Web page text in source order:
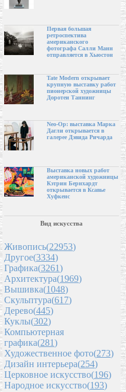
Первая большая
ретроспектива
американского
фотографа Салли Манн
отправляется в Хьюстон
Tate Modern открывает
крупную выставку работ
пионерской художницы
Доротеи Таннинг
Neo-Op: выставка Марка
Дагли открывается в
галерее Дэвида Ричарда
Выставка новых работ
американской художницы
Кэтрин Бернхардт
открывается в Ксавье
Хуфкенс
Вид искусства
Живопись(22953)
Другое(3334)
Графика(3261)
Архитектура(1969)
Вышивка(1048)
Скульптура(617)
Дерево(445)
Куклы(302)
Компьютерная
графика(281)
Художественное фото(273)
Дизайн интерьера(254)
Церковное искусство(196)
Народное искусство(193)